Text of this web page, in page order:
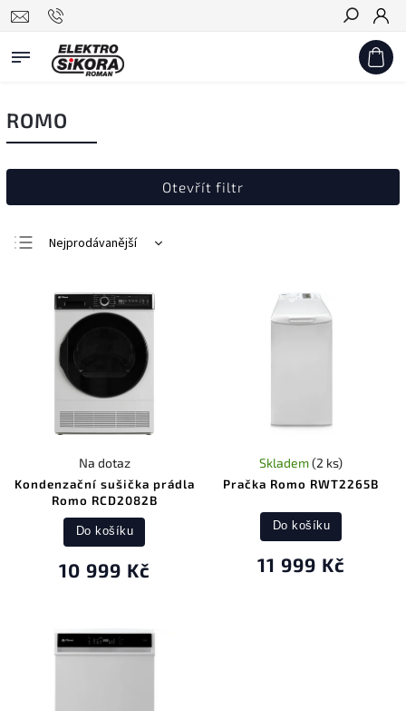
Hledat
ROMO
Otevřít filtr
Nejprodávanější
Nejdražší
Abecedně
Kondenzační sušička prádla
Romo RCD2082B
Na dotaz
10 999 Kč
Do košíku
Pračka Romo RWT2265B
Skladem(2 ks)
11 999 Kč
Do košíku